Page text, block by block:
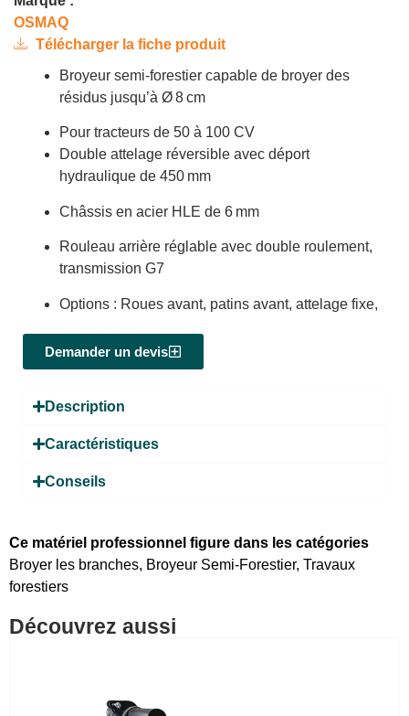
OSMAQ
Télécharger la fiche produit
Broyeur semi-forestier capable de broyer des
résidus jusqu’à Ø 8 cm
Pour tracteurs de 50 à 100 CV
Double attelage réversible avec déport
hydraulique de 450 mm
Châssis en acier HLE de 6 mm
Rouleau arrière réglable avec double roulement,
transmission G7
Options : Roues avant, patins avant, attelage fixe,
Demander un devis
Description
Caractéristiques
Conseils
Ce matériel professionnel figure dans les catégories
Broyer les branches, Broyeur Semi-Forestier, Travaux
forestiers
Découvrez aussi